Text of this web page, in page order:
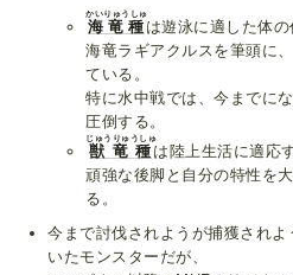
海竜種
かいりゅうしゅ
は遊泳に適した体の
海竜ラギアクルスを筆頭に
ている。
特に水中戦では、今までに
圧倒する。
獣竜種
じゅうりゅうしゅ
は陸上生活に適応
頑強な後脚と自分の特性を
る。
今まで討伐されようが捕獲され
いたモンスターだが、